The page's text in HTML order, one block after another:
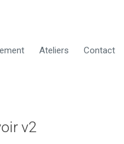
Ateliers Contact
v2